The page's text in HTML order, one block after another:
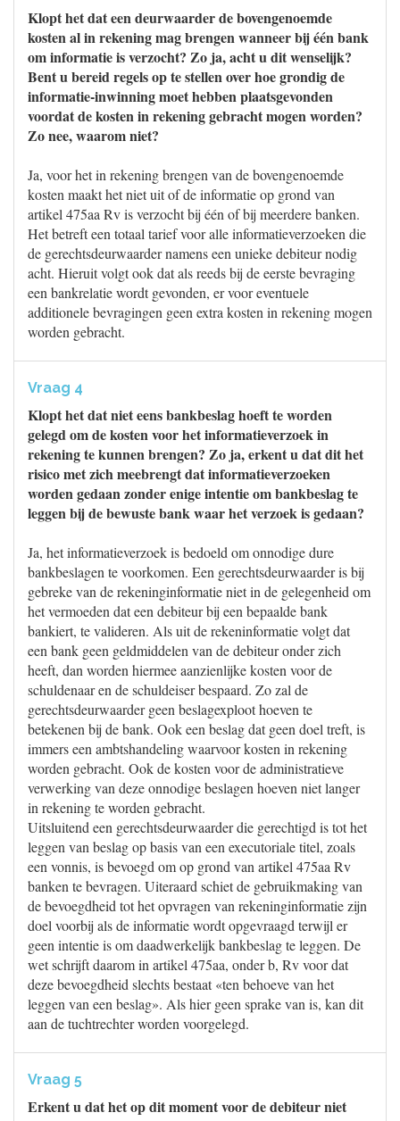
Klopt het dat een deurwaarder de bovengenoemde
kosten al in rekening mag brengen wanneer bij één bank
om informatie is verzocht? Zo ja, acht u dit wenselijk?
Bent u bereid regels op te stellen over hoe grondig de
informatie-inwinning moet hebben plaatsgevonden
voordat de kosten in rekening gebracht mogen worden?
Zo nee, waarom niet?
Ja, voor het in rekening brengen van de bovengenoemde
kosten maakt het niet uit of de informatie op grond van
artikel 475aa Rv is verzocht bij één of bij meerdere banken.
Het betreft een totaal tarief voor alle informatieverzoeken die
de gerechtsdeurwaarder namens een unieke debiteur nodig
acht. Hieruit volgt ook dat als reeds bij de eerste bevraging
een bankrelatie wordt gevonden, er voor eventuele
additionele bevragingen geen extra kosten in rekening mogen
worden gebracht.
Vraag 4
Klopt het dat niet eens bankbeslag hoeft te worden
gelegd om de kosten voor het informatieverzoek in
rekening te kunnen brengen? Zo ja, erkent u dat dit het
risico met zich meebrengt dat informatieverzoeken
worden gedaan zonder enige intentie om bankbeslag te
leggen bij de bewuste bank waar het verzoek is gedaan?
Ja, het informatieverzoek is bedoeld om onnodige dure
bankbeslagen te voorkomen. Een gerechtsdeurwaarder is bij
gebreke van de rekeninginformatie niet in de gelegenheid om
het vermoeden dat een debiteur bij een bepaalde bank
bankiert, te valideren. Als uit de rekeninformatie volgt dat
een bank geen geldmiddelen van de debiteur onder zich
heeft, dan worden hiermee aanzienlijke kosten voor de
schuldenaar en de schuldeiser bespaard. Zo zal de
gerechtsdeurwaarder geen beslagexploot hoeven te
betekenen bij de bank. Ook een beslag dat geen doel treft, is
immers een ambtshandeling waarvoor kosten in rekening
worden gebracht. Ook de kosten voor de administratieve
verwerking van deze onnodige beslagen hoeven niet langer
in rekening te worden gebracht.
Uitsluitend een gerechtsdeurwaarder die gerechtigd is tot het
leggen van beslag op basis van een executoriale titel, zoals
een vonnis, is bevoegd om op grond van artikel 475aa Rv
banken te bevragen. Uiteraard schiet de gebruikmaking van
de bevoegdheid tot het opvragen van rekeninginformatie zijn
doel voorbij als de informatie wordt opgevraagd terwijl er
geen intentie is om daadwerkelijk bankbeslag te leggen. De
wet schrijft daarom in artikel 475aa, onder b, Rv voor dat
deze bevoegdheid slechts bestaat «ten behoeve van het
leggen van een beslag». Als hier geen sprake van is, kan dit
aan de tuchtrechter worden voorgelegd.
Vraag 5
Erkent u dat het op dit moment voor de debiteur niet